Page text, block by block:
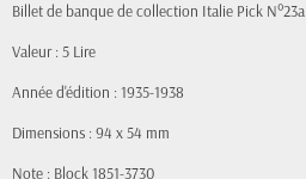
Billet de banque de collection Italie Pick N°23a
Valeur : 5 Lire
Année d'édition : 1935-1938
Dimensions : 94 x 54 mm
Note : Block 1851-3730